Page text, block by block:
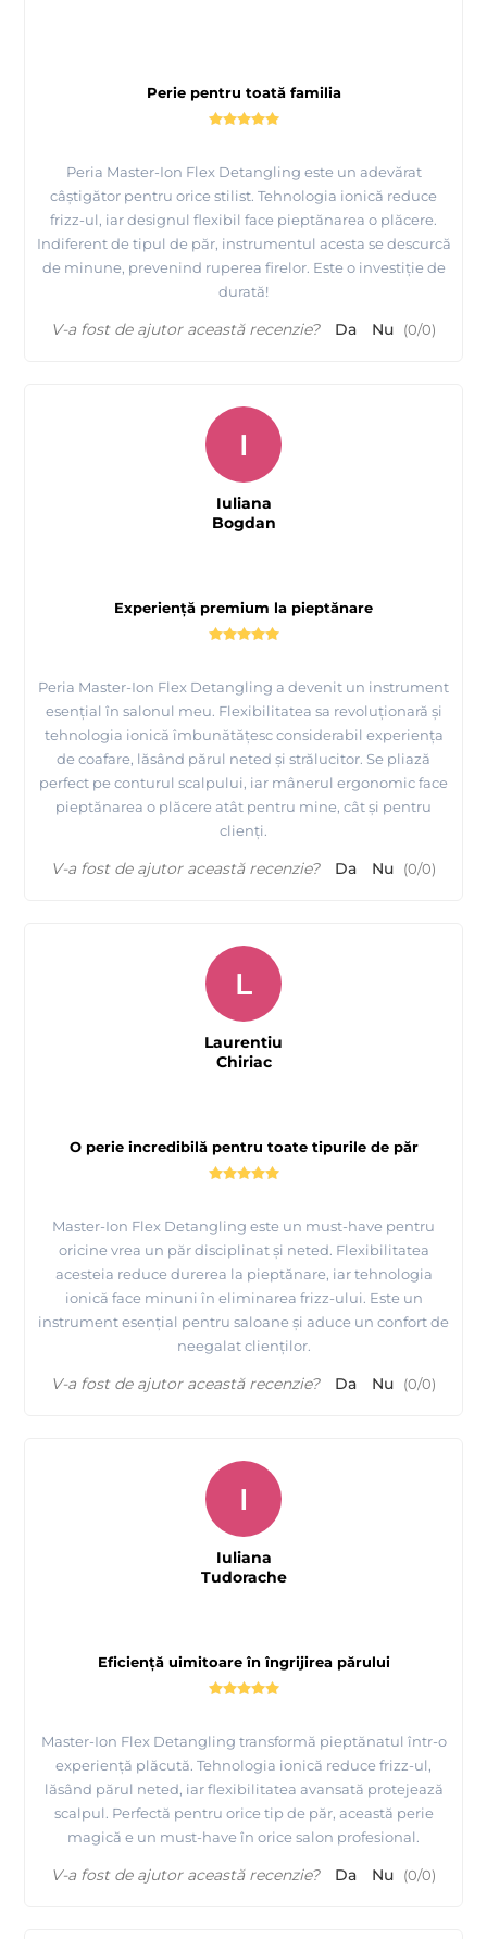
Perie pentru toată familia
Peria Master-Ion Flex Detangling este un adevărat
câștigător pentru orice stilist. Tehnologia ionică reduce
frizz-ul, iar designul flexibil face pieptănarea o plăcere.
Indiferent de tipul de păr, instrumentul acesta se descurcă
de minune, prevenind ruperea firelor. Este o investiție de
durată!
V-a fost de ajutor această recenzie? Da Nu (0/0)
Experiență premium la pieptănare
Peria Master-Ion Flex Detangling a devenit un instrument
esențial în salonul meu. Flexibilitatea sa revoluționară și
tehnologia ionică îmbunătățesc considerabil experiența
de coafare, lăsând părul neted și strălucitor. Se pliază
perfect pe conturul scalpului, iar mânerul ergonomic face
pieptănarea o plăcere atât pentru mine, cât și pentru
clienți.
I
Iuliana
Bogdan
V-a fost de ajutor această recenzie? Da Nu (0/0)
O perie incredibilă pentru toate tipurile de păr
Master-Ion Flex Detangling este un must-have pentru
oricine vrea un păr disciplinat și neted. Flexibilitatea
acesteia reduce durerea la pieptănare, iar tehnologia
ionică face minuni în eliminarea frizz-ului. Este un
instrument esențial pentru saloane și aduce un confort de
neegalat clienților.
L
Laurentiu
Chiriac
V-a fost de ajutor această recenzie? Da Nu (0/0)
Eficiență uimitoare în îngrijirea părului
Master-Ion Flex Detangling transformă pieptănatul într-o
experiență plăcută. Tehnologia ionică reduce frizz-ul,
lăsând părul neted, iar flexibilitatea avansată protejează
scalpul. Perfectă pentru orice tip de păr, această perie
magică e un must-have în orice salon profesional.
I
Iuliana
Tudorache
V-a fost de ajutor această recenzie? Da Nu (0/0)